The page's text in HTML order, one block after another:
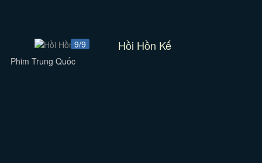
9/9 Hồi Hồn Kế
Phim Trung Quốc